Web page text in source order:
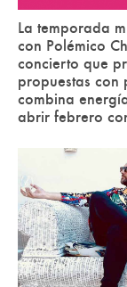
La temporada
con Polémico
concierto que
propuestas
combina
abrir febrero